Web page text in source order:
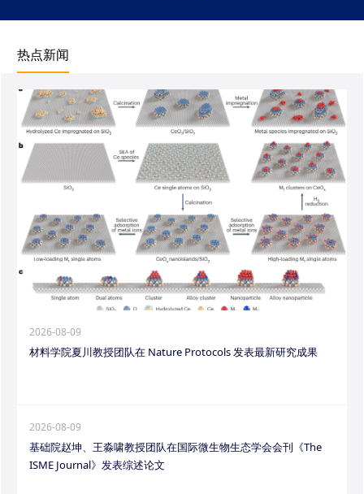
热点新闻
2026-08-09
材料学院夏川教授团队在 Nature Protocols 发表最新研究成果
2026-08-09
基础院赵坤、王淼啸教授团队在国际微生物生态学会会刊《The
ISME Journal》发表综述论文